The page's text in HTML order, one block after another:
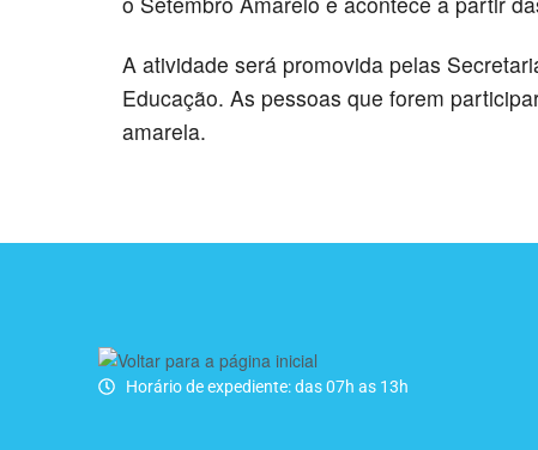
A atividade será promovida pelas
Educação. As pessoas que forem
amarela.
Horário de expediente: das 07h as 13h